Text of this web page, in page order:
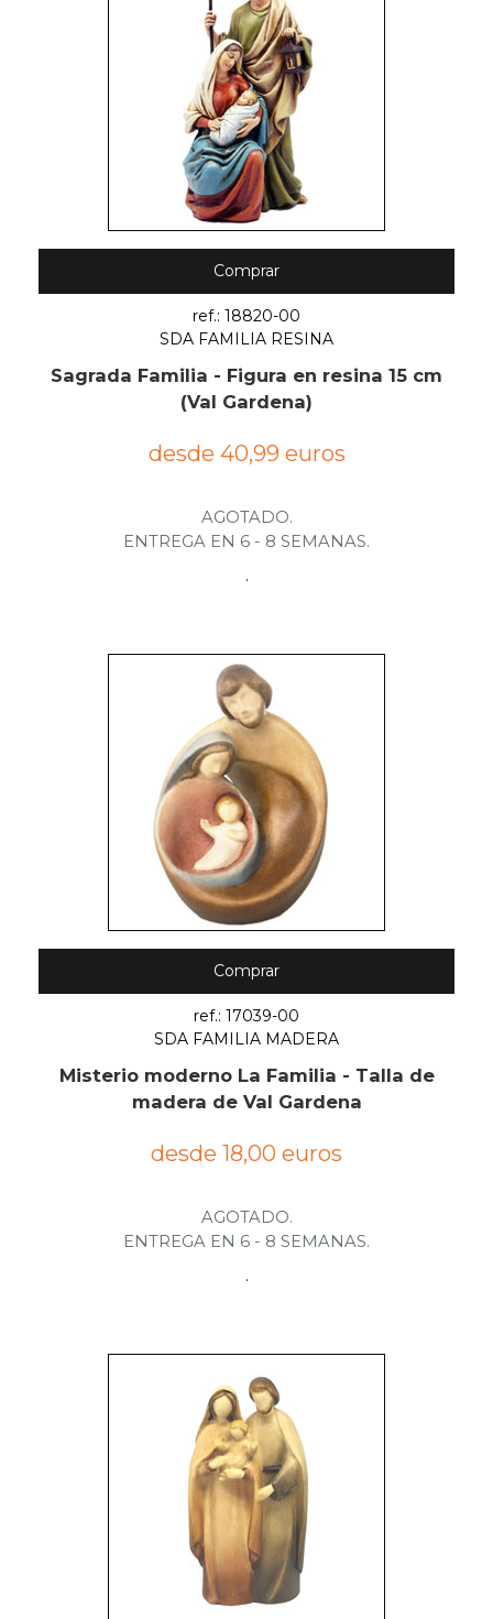
Comprar
ref.: 18820-00
SDA FAMILIA RESINA
Sagrada Familia - Figura en resina 15 cm
(Val Gardena)
desde 40,99 euros
AGOTADO.
ENTREGA EN 6 - 8 SEMANAS.
.
Comprar
ref.: 17039-00
SDA FAMILIA MADERA
Misterio moderno La Familia - Talla de
madera de Val Gardena
desde 18,00 euros
AGOTADO.
ENTREGA EN 6 - 8 SEMANAS.
.